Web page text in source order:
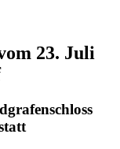
23. Juli